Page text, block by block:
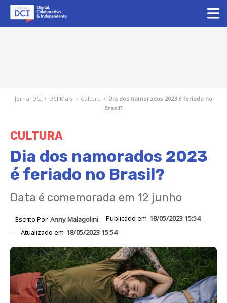
Jornal DCI › DCI Mais › Cultura › Dia dos namorados 2023 é feriado no
Brasil?
CULTURA
Dia dos namorados 2023
é feriado no Brasil?
Data é comemorada em 12 junho
Escrito Por Anny Malagolini Publicado em 18/05/2023 15:54
Atualizado em 18/05/2023 15:54